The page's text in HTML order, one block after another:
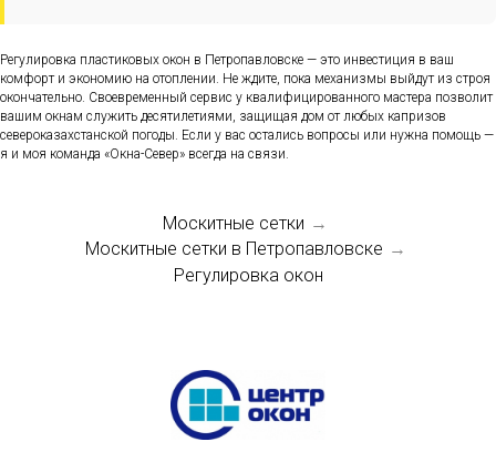
Регулировка пластиковых окон в Петропавловске — это инвестиция в ваш
комфорт и экономию на отоплении. Не ждите, пока механизмы выйдут из строя
окончательно. Своевременный сервис у квалифицированного мастера позволит
вашим окнам служить десятилетиями, защищая дом от любых капризов
североказахстанской погоды. Если у вас остались вопросы или нужна помощь —
я и моя команда «Окна-Север» всегда на связи.
Москитные сетки →
Москитные сетки в Петропавловске →
Регулировка окон